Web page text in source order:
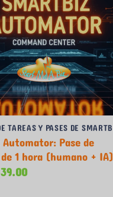
Pase de
1 hora (humano + IA)
39.00El